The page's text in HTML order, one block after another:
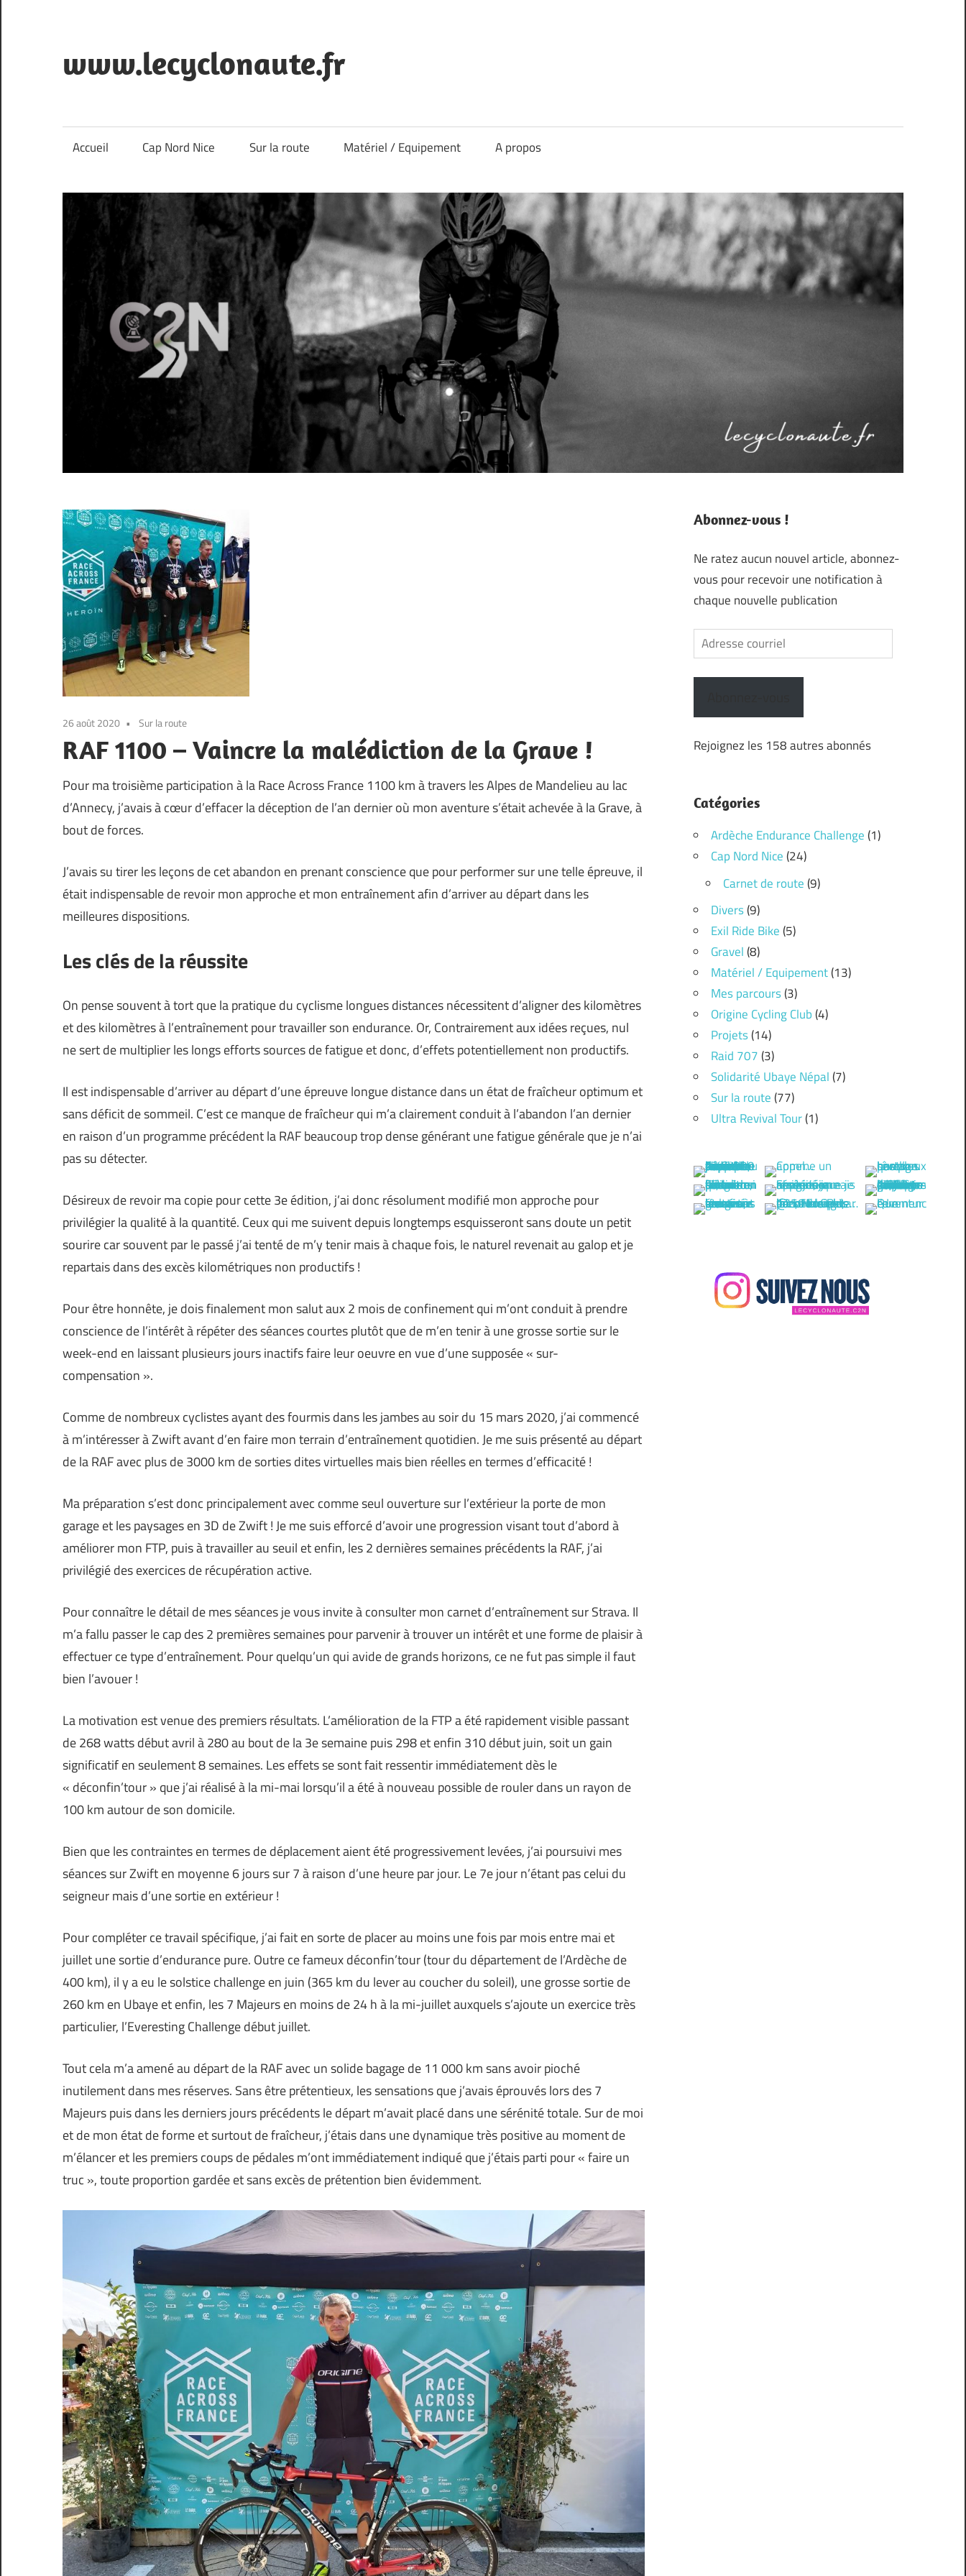
www.lecyclonaute.fr
Cyclonaute
Accueil Cap Nord Nice Sur la route Matériel / Equipement A propos
26 août 2020 Sur la route
RAF 1100 – Vaincre la malédiction de la Grave !
Pour ma troisième participation à la Race Across France 1100 km à travers les Alpes de Mandelieu au lac
d’Annecy, j’avais à cœur d’effacer la déception de l’an dernier où mon aventure s’était achevée à la Grave, à
bout de forces.
J’avais su tirer les leçons de cet abandon en prenant conscience que pour performer sur une telle épreuve, il
était indispensable de revoir mon approche et mon entraînement afin d’arriver au départ dans les
meilleures dispositions.
Les clés de la réussite
On pense souvent à tort que la pratique du cyclisme longues distances nécessitent d’aligner des kilomètres
et des kilomètres à l’entraînement pour travailler son endurance. Or, Contrairement aux idées reçues, nul
ne sert de multiplier les longs efforts sources de fatigue et donc, d’effets potentiellement non productifs.
Il est indispensable d’arriver au départ d’une épreuve longue distance dans un état de fraîcheur optimum et
sans déficit de sommeil. C’est ce manque de fraîcheur qui m’a clairement conduit à l’abandon l’an dernier
en raison d’un programme précédent la RAF beaucoup trop dense générant une fatigue générale que je n’ai
pas su détecter.
Désireux de revoir ma copie pour cette 3e édition, j’ai donc résolument modifié mon approche pour
privilégier la qualité à la quantité. Ceux qui me suivent depuis longtemps esquisseront sans doute un petit
sourire car souvent par le passé j’ai tenté de m’y tenir mais à chaque fois, le naturel revenait au galop et je
repartais dans des excès kilométriques non productifs !
Pour être honnête, je dois finalement mon salut aux 2 mois de confinement qui m’ont conduit à prendre
conscience de l’intérêt à répéter des séances courtes plutôt que de m’en tenir à une grosse sortie sur le
week-end en laissant plusieurs jours inactifs faire leur oeuvre en vue d’une supposée « sur-
compensation ».
Comme de nombreux cyclistes ayant des fourmis dans les jambes au soir du 15 mars 2020, j’ai commencé
à m’intéresser à Zwift avant d’en faire mon terrain d’entraînement quotidien. Je me suis présenté au départ
de la RAF avec plus de 3000 km de sorties dites virtuelles mais bien réelles en termes d’efficacité !
Ma préparation s’est donc principalement avec comme seul ouverture sur l’extérieur la porte de mon
garage et les paysages en 3D de Zwift ! Je me suis efforcé d’avoir une progression visant tout d’abord à
améliorer mon FTP, puis à travailler au seuil et enfin, les 2 dernières semaines précédents la RAF, j’ai
privilégié des exercices de récupération active.
Pour connaître le détail de mes séances je vous invite à consulter mon carnet d’entraînement sur Strava. Il
m’a fallu passer le cap des 2 premières semaines pour parvenir à trouver un intérêt et une forme de plaisir à
effectuer ce type d’entraînement. Pour quelqu’un qui avide de grands horizons, ce ne fut pas simple il faut
bien l’avouer !
La motivation est venue des premiers résultats. L’amélioration de la FTP a été rapidement visible passant
de 268 watts début avril à 280 au bout de la 3e semaine puis 298 et enfin 310 début juin, soit un gain
significatif en seulement 8 semaines. Les effets se sont fait ressentir immédiatement dès le
« déconfin’tour » que j’ai réalisé à la mi-mai lorsqu’il a été à nouveau possible de rouler dans un rayon de
100 km autour de son domicile.
Bien que les contraintes en termes de déplacement aient été progressivement levées, j’ai poursuivi mes
séances sur Zwift en moyenne 6 jours sur 7 à raison d’une heure par jour. Le 7e jour n’étant pas celui du
seigneur mais d’une sortie en extérieur !
Pour compléter ce travail spécifique, j’ai fait en sorte de placer au moins une fois par mois entre mai et
juillet une sortie d’endurance pure. Outre ce fameux déconfin’tour (tour du département de l’Ardèche de
400 km), il y a eu le solstice challenge en juin (365 km du lever au coucher du soleil), une grosse sortie de
260 km en Ubaye et enfin, les 7 Majeurs en moins de 24 h à la mi-juillet auxquels s’ajoute un exercice très
particulier, l’Everesting Challenge début juillet.
Tout cela m’a amené au départ de la RAF avec un solide bagage de 11 000 km sans avoir pioché
inutilement dans mes réserves. Sans être prétentieux, les sensations que j’avais éprouvés lors des 7
Majeurs puis dans les derniers jours précédents le départ m’avait placé dans une sérénité totale. Sur de moi
et de mon état de forme et surtout de fraîcheur, j’étais dans une dynamique très positive au moment de
m’élancer et les premiers coups de pédales m’ont immédiatement indiqué que j’étais parti pour « faire un
truc », toute proportion gardée et sans excès de prétention bien évidemment.
Abonnez-vous !
Ne ratez aucun nouvel article, abonnez-
vous pour recevoir une notification à
chaque nouvelle publication
Adresse
courriel
Rejoignez les 158 autres abonnés
Catégories
Ardèche Endurance Challenge(1)
Cap Nord Nice(24)
Carnet de route(9)
Divers(9)
Exil Ride Bike(5)
Gravel(8)
Matériel / Equipement(13)
Mes parcours(3)
Origine Cycling Club(4)
Projets(14)
Raid 707(3)
Solidarité Ubaye Népal(7)
Sur la route(77)
Ultra Revival Tour(1)